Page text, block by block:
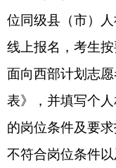
网https://
查询打印）。以上证
原件审查，收取复印
（二）资格审查
岗位同级县（市）人
审查，重点审查考生
致，并《2025年克州